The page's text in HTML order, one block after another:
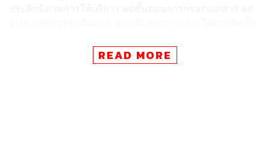
ภายใต้ระบบดังกล่าว ผู้โดยสารสามารถตรวจสอบข้อมูล
READ MORE